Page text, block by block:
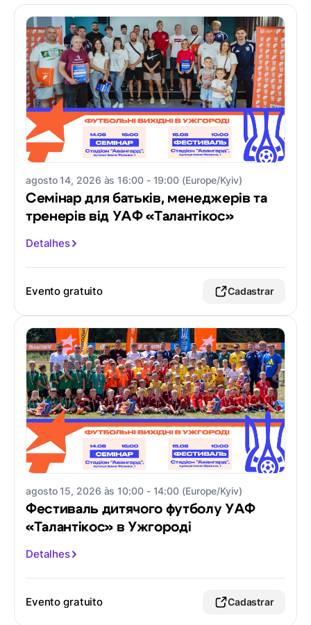
agosto 14, 2026 às 16:00 - 19:00 (Europe/Kyiv)
Семінар для батьків, менеджерів та
тренерів від УАФ «Талантікос»
Detalhes
Evento gratuito Cadastrar
agosto 15, 2026 às 10:00 - 14:00 (Europe/Kyiv)
Фестиваль дитячого футболу УАФ
«Талантікос» в Ужгороді
Detalhes
Evento gratuito Cadastrar